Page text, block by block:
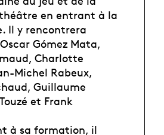
en entrant à la
Il y rencontrera
Gómez Mata,
Charlotte
Michel Rabeux,
Guillaume
et Frank
à sa formation, il